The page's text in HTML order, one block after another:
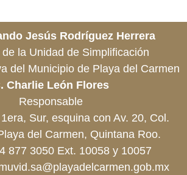
Jesús Rodríguez Herrera
de la Unidad de Simplificación
del Municipio de Playa del Carmen
Charlie León Flores
Responsable
Sur, esquina con Av. 20, Col.
del Carmen, Quintana Roo.
877 3050 Ext. 10058 y 10057